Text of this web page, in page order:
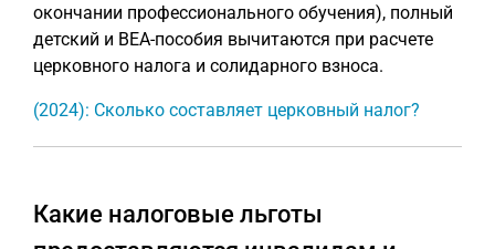
окончании профессионального обучения), полный
детский и BEA-пособия вычитаются при расчете
церковного налога и солидарного взноса.
(2024): Сколько составляет церковный налог?
Какие налоговые льготы